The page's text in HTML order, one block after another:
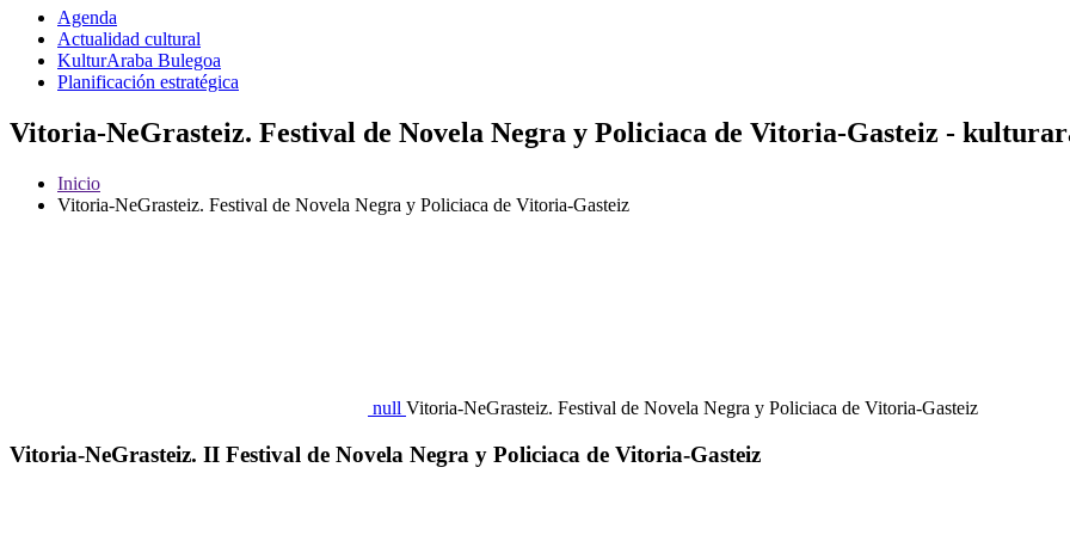
Agenda
Actualidad cultural
KulturAraba Bulegoa
Planificación estratégica
Vitoria-NeGrasteiz. Festival de Novela Negra y Policiaca de Vitoria-Gasteiz -
Inicio
Vitoria-NeGrasteiz. Festival de Novela Negra y Policiaca de Vitoria-Gasteiz
null Vitoria-NeGrasteiz. Festival de Novela Negra y Policiaca de Vitoria-Gasteiz
Vitoria-NeGrasteiz. II Festival de Novela Negra y Policiaca de Vitoria-Gasteiz